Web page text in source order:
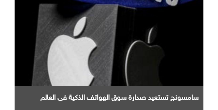
سامسونج تستعيد صدارة سوق الهواتف الذكية في العالم